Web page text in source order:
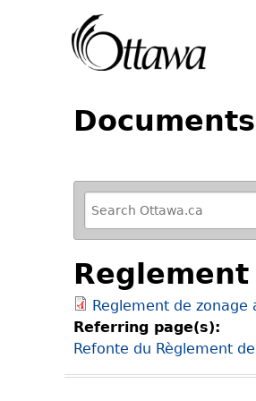
Documents
R
e
f
i
n
e
y
o
u
Reglement de zonage
Referring page(s):
Refonte du Règlement